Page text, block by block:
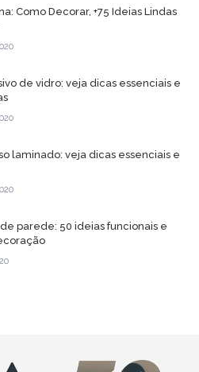
Como Decorar, +75 Ideias Lindas
de vidro: veja dicas essenciais e
laminado: veja dicas essenciais e
parede: 50 ideias funcionais e